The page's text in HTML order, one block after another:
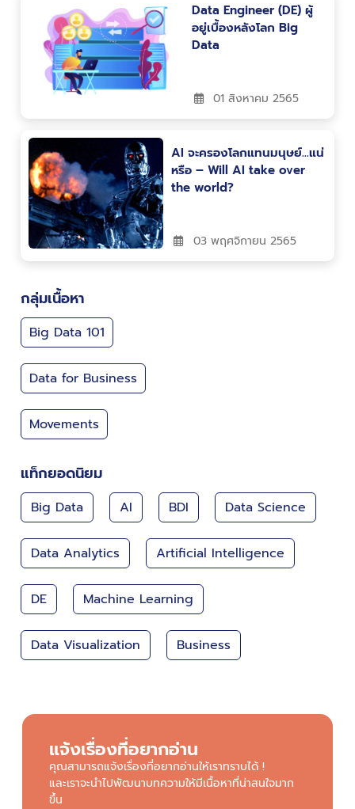
Data Engineer (DE) ผู้
อยู่เบื้องหลังโลก Big
Data
01 สิงหาคม 2565
AI จะครองโลกแทนมนุษย์…แน่
หรือ – Will AI take over
the world?
03 พฤศจิกายน 2565
กลุ่มเนื้อหา
Big Data 101
Data for Business
Movements
แท็กยอดนิยม
Big Data AI BDI Data Science
Data Analytics Artificial Intelligence
DE Machine Learning
Data Visualization Business
แจ้งเรื่องที่อยากอ่าน
คุณสามารถแจ้งเรื่องที่อยากอ่านให้เราทราบได้ !
และเราจะนำไปพัฒนาบทความให้มีเนื้อหาที่น่าสนใจมาก
ขึ้น